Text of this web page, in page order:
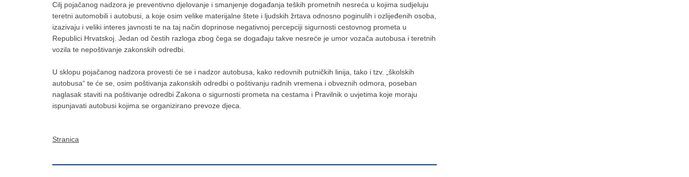
Cilj pojačanog nadzora je preventivno djelovanje i smanjenje događanja teških prometnih nesreća u kojima sudjeluju
teretni automobili i autobusi, a koje osim velike materijalne štete i ljudskih žrtava odnosno poginulih i ozlijeđenih osoba,
izazivaju i veliki interes javnosti te na taj način doprinose negativnoj percepciji sigurnosti cestovnog prometa u
Republici Hrvatskoj. Jedan od čestih razloga zbog čega se događaju takve nesreće je umor vozača autobusa i teretnih
vozila te nepoštivanje zakonskih odredbi.
U sklopu pojačanog nadzora provesti će se i nadzor autobusa, kako redovnih putničkih linija, tako i tzv. „školskih
autobusa“ te će se, osim poštivanja zakonskih odredbi o poštivanju radnih vremena i obveznih odmora, poseban
naglasak staviti na poštivanje odredbi Zakona o sigurnosti prometa na cestama i Pravilnik o uvjetima koje moraju
ispunjavati autobusi kojima se organizirano prevoze djeca.
Stranica